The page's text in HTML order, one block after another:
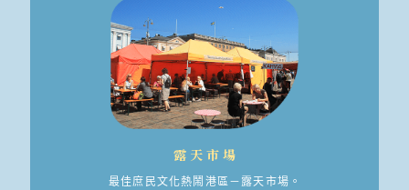
露天市場
最佳庶民文化熱鬧港區－露天市場。